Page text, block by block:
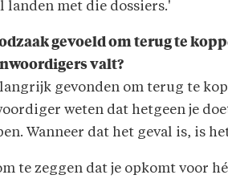
landen met die dossiers.'
gevoeld om terug te
valt?
gevonden om terug te
weten dat hetgeen je
Wanneer dat het geval is, is
te zeggen dat je opkomt voor